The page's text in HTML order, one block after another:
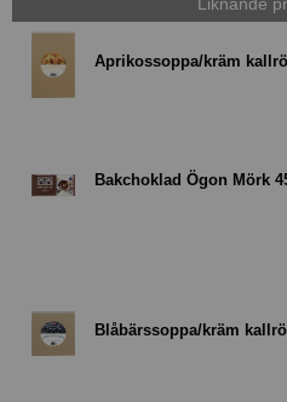
Liknande
Aprikossoppa/kräm
Bakchoklad Ögon Mörk
Blåbärssoppa/kräm